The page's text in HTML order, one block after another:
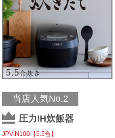
当店人気No.2
圧力IH炊飯器
JPV-N100【5.5合】